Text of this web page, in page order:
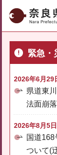
奈良県
緊急・
2026年6月29
県道東
法面崩
2026年8月5日
国道168
ついて(